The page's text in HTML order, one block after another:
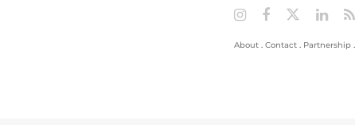
About . Contact . Partnership .